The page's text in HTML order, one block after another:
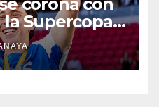
corona con
Supercopa